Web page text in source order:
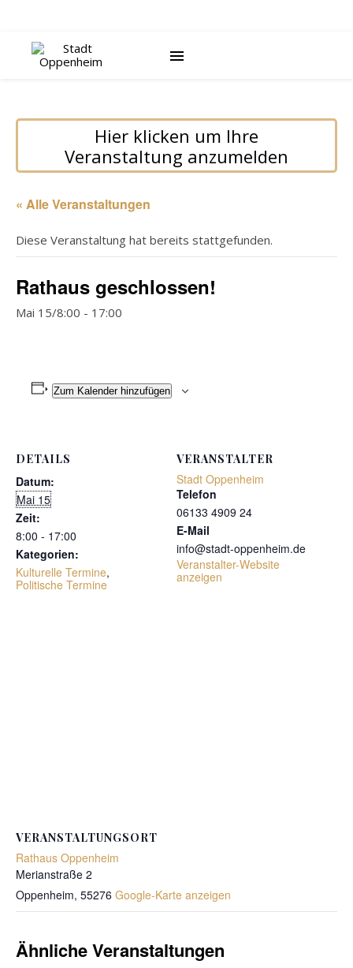
Hier klicken um Ihre
Veranstaltung anzumelden
« Alle Veranstaltungen
Diese Veranstaltung hat bereits stattgefunden.
Rathaus geschlossen!
Mai 15/8:00 - 17:00
Zum Kalender hinzufügen
DETAILS
Datum:
Mai 15
Zeit:
8:00 - 17:00
Kategorien:
Kulturelle Termine,
Politische Termine
VERANSTALTER
Stadt Oppenheim
Telefon
06133 4909 24
E-Mail
info@stadt-oppenheim.de
Veranstalter-Website
anzeigen
VERANSTALTUNGSORT
Rathaus Oppenheim
Merianstraße 2
Oppenheim, 55276 Google-Karte anzeigen
Ähnliche Veranstaltungen